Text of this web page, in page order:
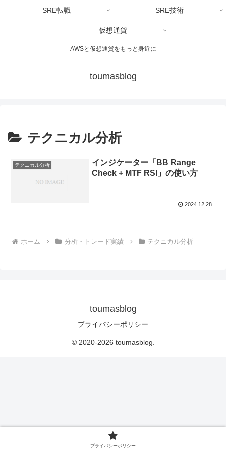
AWSと仮想通貨をもっと身近に
toumasblog
SRE転職 SRE技術
仮想通貨
テクニカル分析
テクニカル分析
インジケーター「BB Range
Check + MTF RSI」の使い方
2024.12.28
ホーム 分析・トレード実績 テクニカル分析
toumasblog
プライバシーポリシー
© 2020-2026 toumasblog.
プライバシーポリシー